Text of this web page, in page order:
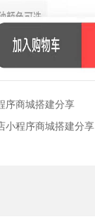
序商城搭建分享
小程序商城搭建分享